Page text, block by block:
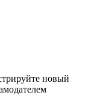
новый